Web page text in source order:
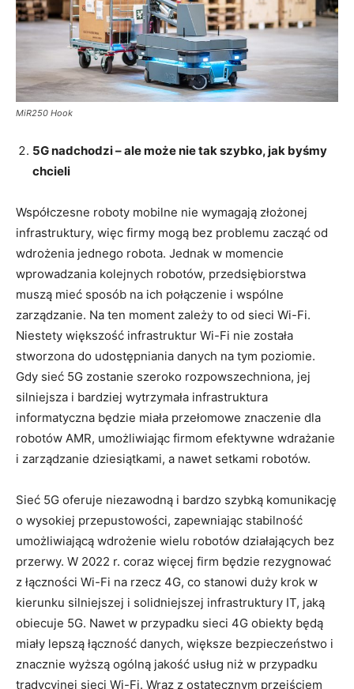
MiR250 Hook
5G nadchodzi – ale może nie tak szybko, jak byśmy
chcieli
Współczesne roboty mobilne nie wymagają złożonej
infrastruktury, więc firmy mogą bez problemu zacząć od
wdrożenia jednego robota. Jednak w momencie
wprowadzania kolejnych robotów, przedsiębiorstwa
muszą mieć sposób na ich połączenie i wspólne
zarządzanie. Na ten moment zależy to od sieci Wi-Fi.
Niestety większość infrastruktur Wi-Fi nie została
stworzona do udostępniania danych na tym poziomie.
Gdy sieć 5G zostanie szeroko rozpowszechniona, jej
silniejsza i bardziej wytrzymała infrastruktura
informatyczna będzie miała przełomowe znaczenie dla
robotów AMR, umożliwiając firmom efektywne wdrażanie
i zarządzanie dziesiątkami, a nawet setkami robotów.
Sieć 5G oferuje niezawodną i bardzo szybką komunikację
o wysokiej przepustowości, zapewniając stabilność
umożliwiającą wdrożenie wielu robotów działających bez
przerwy. W 2022 r. coraz więcej firm będzie rezygnować
z łączności Wi-Fi na rzecz 4G, co stanowi duży krok w
kierunku silniejszej i solidniejszej infrastruktury IT, jaką
obiecuje 5G. Nawet w przypadku sieci 4G obiekty będą
miały lepszą łączność danych, większe bezpieczeństwo i
znacznie wyższą ogólną jakość usług niż w przypadku
tradycyjnej sieci Wi-Fi. Wraz z ostatecznym przejściem